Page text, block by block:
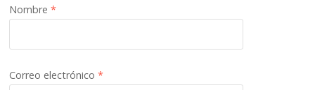
Nombre*
Correo electrónico*